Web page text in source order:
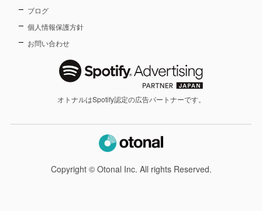
ブログ
個人情報保護方針
お問い合わせ
オトナルはSpotify認定の広告パートナーです。
Copyright © Otonal Inc. All rights Reserved.